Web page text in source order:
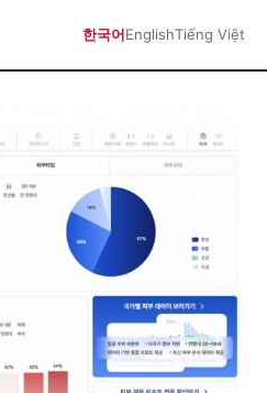
한국어EnglishTiếng Việt